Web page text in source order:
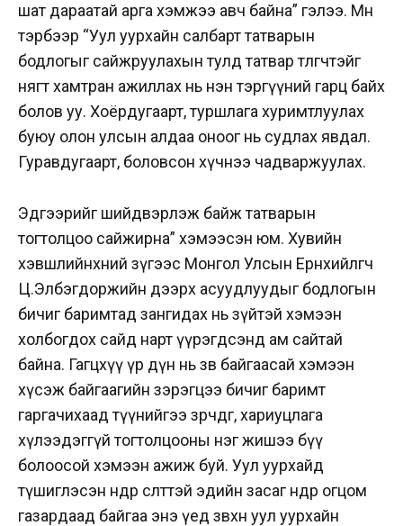
шат дараатай арга хэмжээ авч байна” гэлээ. Мөн
тэрбээр “Уул уурхайн салбарт татварын
бодлогыг сайжруулахын тулд татвар төлөгчтэйгөө
нягт хамтран ажиллах нь нэн тэргүүний гарц байх
болов уу. Хоёрдугаарт, туршлага хуримтлуулах
буюу олон улсын алдаа оноог нь судлах явдал.
Гуравдугаарт, боловсон хүчнээ чадваржуулах.
Эдгээрийг шийдвэрлэж байж татварын
тогтолцоо сайжирна” хэмээсэн юм. Хувийн
хэвшлийнхний зүгээс Монгол Улсын Ерөнхийлөгч
Ц.Элбэгдоржийн дээрх асуудлуудыг бодлогын
бичиг баримтад зангидах нь зүйтэй хэмээн
холбогдох сайд нарт үүрэгдсэнд ам сайтай
байна. Гагцхүү үр дүн нь зөв байгаасай хэмээн
хүсэж байгаагийн зэрэгцээ бичиг баримт
гаргачихаад түүнийгээ зөрчдөг, хариуцлага
хүлээдэггүй тогтолцооны нэг жишээ бүү
болоосой хэмээн ажиж буй. Уул уурхайд
түшиглэсэн өндөр өсөлттэй эдийн засаг өнөөдөр огцом
газардаад байгаа энэ үед зөвхөн уул уурхайн